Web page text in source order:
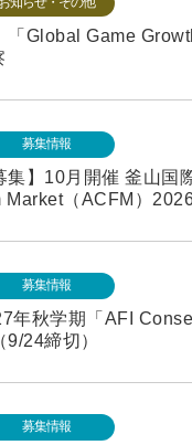
「Global Game
募集情報
集】10月開催 釜山国
（ACFM）2026
募集情報
年秋学期「AFI
24締切）
募集情報